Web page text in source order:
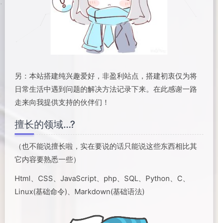
另：本站搭建纯兴趣爱好，非盈利站点，搭建初衷仅为将
日常生活中遇到问题的解决方法记录下来。在此感谢一路
走来向我提供支持的伙伴们！
擅长的领域…?
（也不能说擅长啦，实在要说的话只能说这些东西相比其
它内容要熟悉一些）
Html、CSS、JavaScript、php、SQL、Python、C、
Linux(基础命令)、Markdown(基础语法)